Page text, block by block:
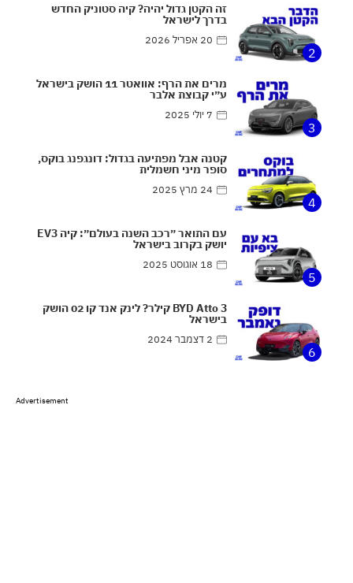
2
זה הקטן גדול יהיה? קיה סטוניק החדש
בדרך לישראל
20 אפריל 2026
3
מרים את הרף: אוואטר 11 הושק בישראל
ע״י קבוצת אלבר
7 יולי 2025
4
קטנה אבל מפתיעה בגדול: דונגפנג בוקס,
סופר מיני חשמלית
24 מרץ 2025
5
עם התואר ״רכב השנה בעולם״: קיה EV3
יושק בקרוב בישראל
18 אוגוסט 2025
6
BYD Atto 3 קילר? לינק אנד קו 02 הושק
בישראל
2 דצמבר 2024
Advertisement